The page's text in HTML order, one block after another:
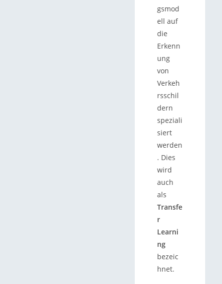
gsmod
ell auf
die
Erkenn
ung
von
Verkeh
rsschil
dern
speziali
siert
werden
. Dies
wird
auch
als
Transfe
r
Learni
ng
bezeic
hnet.